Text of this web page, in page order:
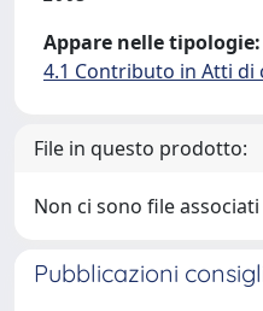
Appare nelle tipologie:
4.1 Contributo in Atti di
File in questo prodotto:
Non ci sono file
Pubblicazioni